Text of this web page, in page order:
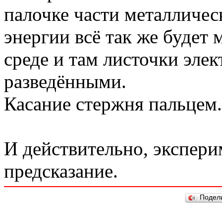
палочке части
энергии всё так же
среде и там листочки
разведёнными.
Касание стержня
И действительно,
предсказание.